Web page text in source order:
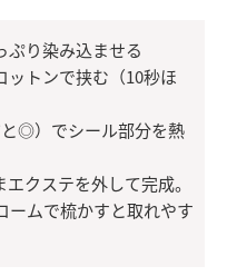
ぷり染み込ませる
ットンで挟む（10秒ほ
◎）でシール部分を熱
クステを外して完成。
ームで梳かすと取れやす